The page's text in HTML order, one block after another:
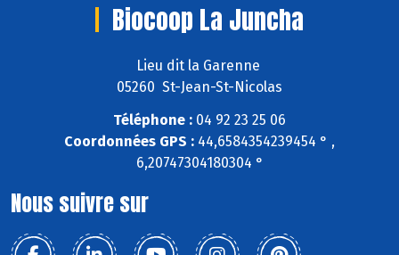
Biocoop La Juncha
Lieu dit la Garenne
05260 St-Jean-St-Nicolas
Téléphone : 04 92 23 25 06
Coordonnées GPS : 44,6584354239454 ° ,
6,20747304180304 °
Nous suivre sur